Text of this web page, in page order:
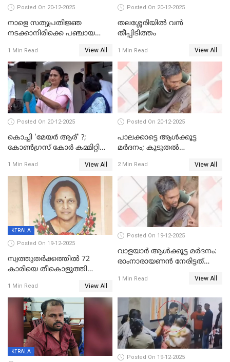
Posted On 20-12-2025
നാളെ സത്യപ്രതിജ്ഞ
നടക്കാനിരിക്കെ പഞ്ചായത്ത്
1 Min Read View All
Posted On 20-12-2025
തലശ്ശേരിയിൽ വൻ
തീപ്പിടിത്തം
1 Min Read View All
Posted On 20-12-2025
കൊച്ചി 'മേയർ ആര്' ?;
കോണ്‍ഗ്രസ് കോര്‍ കമ്മിറ്റി
1 Min Read View All
Posted On 20-12-2025
പാലക്കാട്ടെ ആള്‍ക്കൂട്ട
മര്‍ദനം; കൂടുതല്‍
അംഗ സംഘമെന്ന് വിവരം
2 Min Read View All
KERALA
Posted On 19-12-2025
സ്വത്തുതര്‍ക്കത്തില്‍ 72
കാരിയെ തീകൊളുത്തി
ക്രൂരകൊലപാതകത്തില്‍
സഹോദരിപുത്രന് ജീവപര്യന്തം
1 Min Read View All
Posted On 19-12-2025
വാളയാർ ആൾക്കൂട്ട മർദനം:
രാംനാരായണൻ നേരിട്ടത്
നാൽപ്പതിലേറെ
റിപ്പോർട്ട്
1 Min Read View All
KERALA
Posted On 19-12-2025